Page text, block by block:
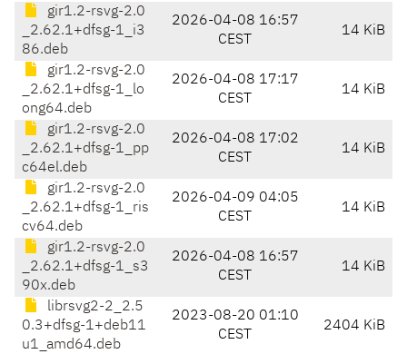
gir1.2-rsvg-2.0
_2.62.1+dfsg-1_i3
86.deb
2026-04-08 16:57
CEST
14 KiB
gir1.2-rsvg-2.0
_2.62.1+dfsg-1_lo
ong64.deb
2026-04-08 17:17
CEST
14 KiB
gir1.2-rsvg-2.0
_2.62.1+dfsg-1_pp
c64el.deb
2026-04-08 17:02
CEST
14 KiB
gir1.2-rsvg-2.0
_2.62.1+dfsg-1_ris
cv64.deb
2026-04-09 04:05
CEST
14 KiB
gir1.2-rsvg-2.0
_2.62.1+dfsg-1_s3
90x.deb
2026-04-08 16:57
CEST
14 KiB
librsvg2-2_2.5
0.3+dfsg-1+deb11
u1_amd64.deb
2023-08-20 01:10
CEST
2404 KiB